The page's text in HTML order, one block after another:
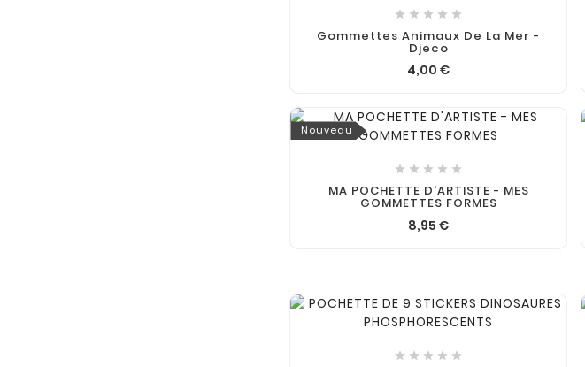
    
Gommettes Animaux De La Mer -
Djeco
4,00 €
Nouveau
    
MA POCHETTE D'ARTISTE - MES
GOMMETTES FORMES
8,95 €
    